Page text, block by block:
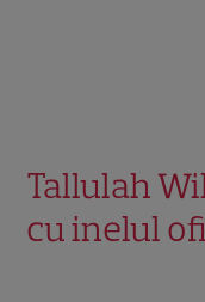
Tallulah
cu inelul